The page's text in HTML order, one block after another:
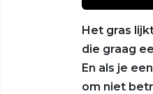
Het gras
die graag
En als je
om niet